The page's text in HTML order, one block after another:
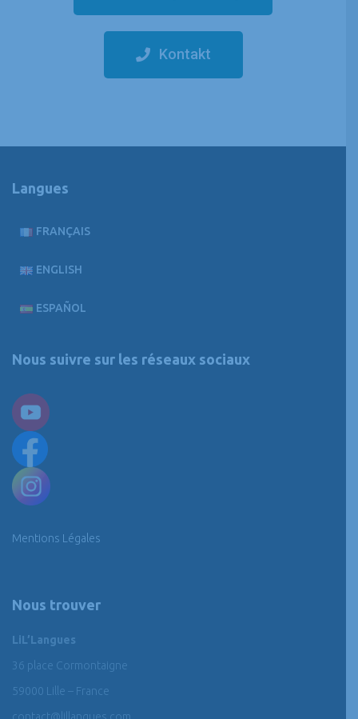
Kontakt
Langues
FRANÇAIS
ENGLISH
ESPAÑOL
Nous suivre sur les réseaux sociaux
Mentions Légales
Nous trouver
LiL’Langues
36 place Cormontaigne
59000 Lille – France